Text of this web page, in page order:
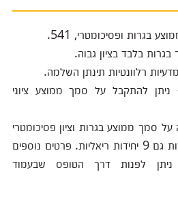
בגרות ופסיכומטרי, 541.
בלבד בציון גבוה.
רלוונטיות תינתן השלמה.
ניתן להתקבל על סמך ממוצע ציוני
סמך ממוצע בגרות וציון פסיכומטרי
כנהוג במחלקה נדרשות גם 9 יחידות ריאליות. פרטים נוספים
לפנות דרך הטופס שבעמוד